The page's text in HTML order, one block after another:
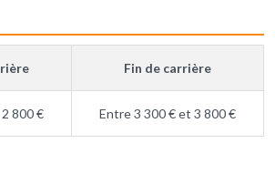
Fin de carrière
800 € Entre 3 300 € et 3 800 €